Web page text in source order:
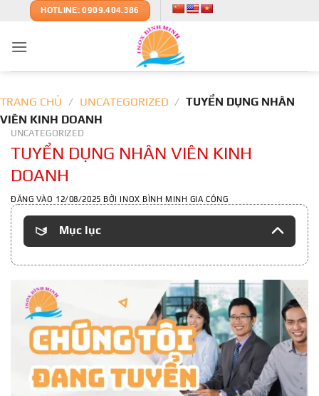
nội
HOTLINE: 0909.404.386
TRANG CHỦ / UNCATEGORIZED / TUYỂN DỤNG NHÂN
VIÊN KINH DOANH
UNCATEGORIZED
TUYỂN DỤNG NHÂN VIÊN KINH
DOANH
ĐĂNG VÀO 12/08/2025 BỞI INOX BÌNH MINH GIA CÔNG
Mục lục